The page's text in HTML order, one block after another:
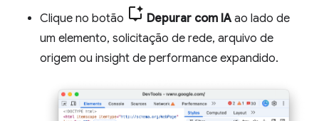
Clique no botão Depurar com IA ao lado de
um elemento, solicitação de rede, arquivo de
origem ou insight de performance expandido.